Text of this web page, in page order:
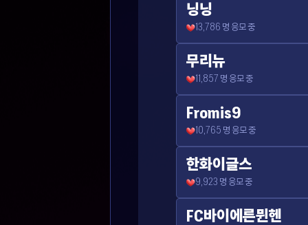
닝닝
13,786 명 응모 중
무리뉴
11,857 명 응모 중
Fromis9
10,765 명 응모 중
한화이글스
9,923 명 응모 중
FC바이에른뮌헨